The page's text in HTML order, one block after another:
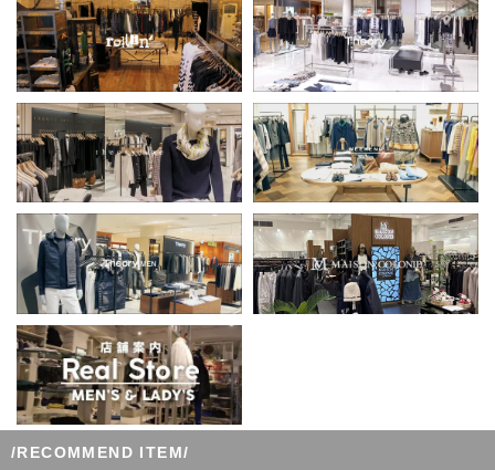
/RECOMMEND ITEM/